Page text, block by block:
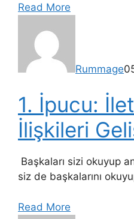
Read More
Rummage
1. İpucu:
İlişkileri
Başkaları sizi okuyup
siz de başkalarını
Read More